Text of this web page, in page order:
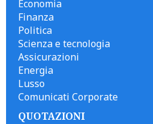
Economia
Finanza
Politica
Scienza e tecnologia
Assicurazioni
Energia
Lusso
Comunicati Corporate
QUOTAZIONI